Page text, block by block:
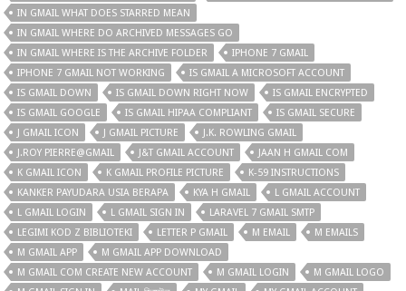
IN GMAIL WHAT DOES STARRED MEAN
IN GMAIL WHERE DO ARCHIVED MESSAGES GO
IN GMAIL WHERE IS THE ARCHIVE FOLDER
IPHONE 7 GMAIL
IPHONE 7 GMAIL NOT WORKING
IS GMAIL A MICROSOFT ACCOUNT
IS GMAIL DOWN
IS GMAIL DOWN RIGHT NOW
IS GMAIL ENCRYPTED
IS GMAIL GOOGLE
IS GMAIL HIPAA COMPLIANT
IS GMAIL SECURE
J GMAIL ICON
J GMAIL PICTURE
J.K. ROWLING GMAIL
J.ROY PIERRE@GMAIL
J&T GMAIL ACCOUNT
JAAN H GMAIL COM
K GMAIL ICON
K GMAIL PROFILE PICTURE
K-59 INSTRUCTIONS
KANKER PAYUDARA USIA BERAPA
KYA H GMAIL
L GMAIL ACCOUNT
L GMAIL LOGIN
L GMAIL SIGN IN
LARAVEL 7 GMAIL SMTP
LEGIMI KOD Z BIBLIOTEKI
LETTER P GMAIL M EMAIL
M EMAILS
M GMAIL APP
M GMAIL APP DOWNLOAD
M GMAIL COM CREATE NEW ACCOUNT
M GMAIL LOGIN
M GMAIL LOGO